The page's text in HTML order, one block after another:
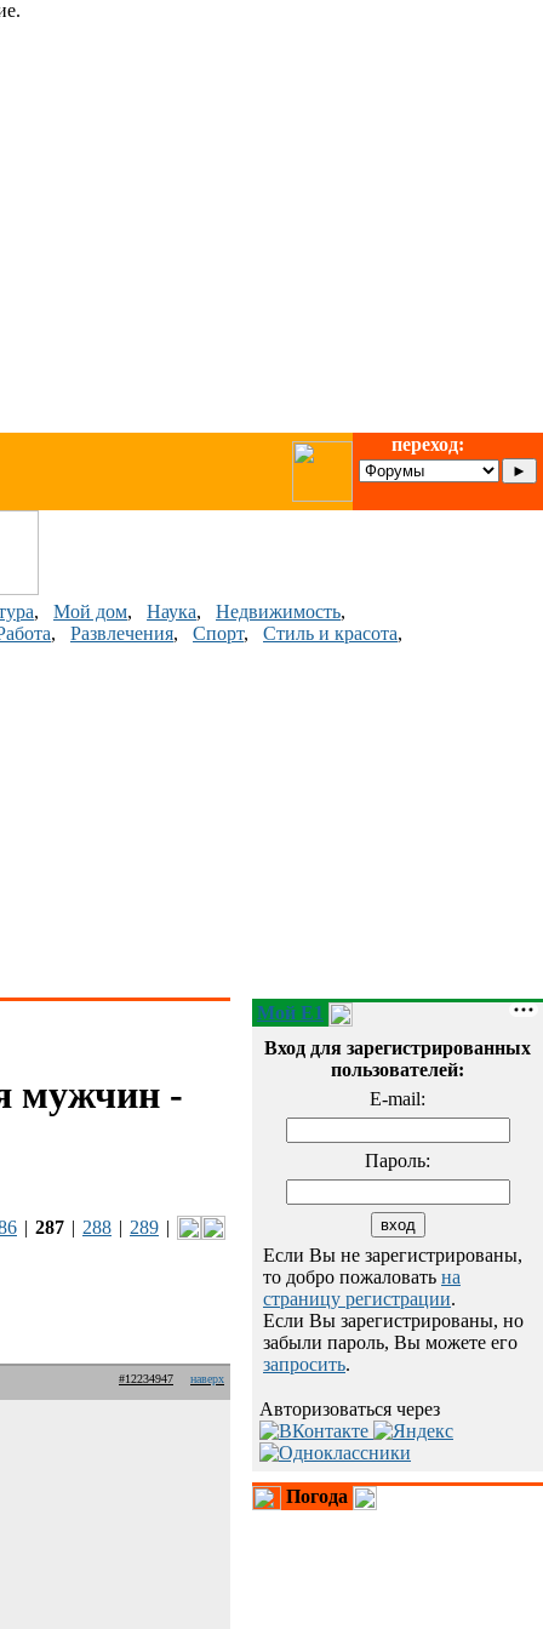
переход:
, Мой дом, Наука, Недвижимость,
, Развлечения, Спорт, Стиль и красота,
мужчин -
| 287 | 288 | 289 |
#12234947 наверх
Мой E1
Вход для зарегистрированных
пользователей:
E-mail:
Пароль:
Если Вы не зарегистрированы,
то добро пожаловать на
страницу регистрации.
Если Вы зарегистрированы, но
забыли пароль, Вы можете его
запросить.
Авторизоваться через
Погода